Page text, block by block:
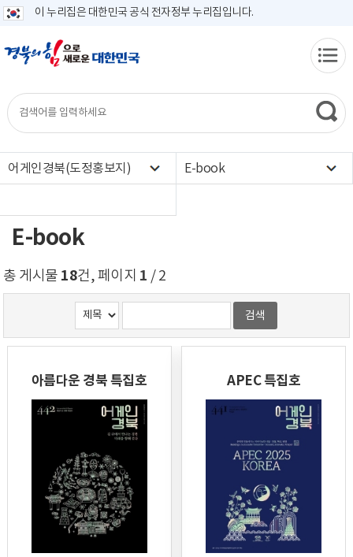
이 누리집은 대한민국 공식 전자정부 누리집입니다.
어게인경북(도정홍보지) E-book
E-book
총 게시물 18건, 페이지 1 / 2
아름다운 경북 특집호 APEC 특집호